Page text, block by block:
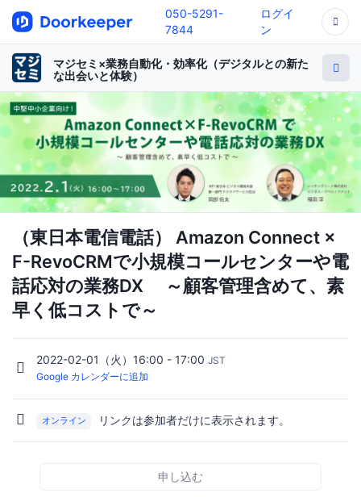
050-5291-
7844
ログイ
ン
マジセミ×業務自動化・効率化（デジタルとの新た
な出会いと体験）
（東日本電信電話） Amazon Connect ×
F-RevoCRMで小規模コールセンターや電
話応対の業務DX ～顧客管理含めて、素
早く低コストで～
2022-02-01（火）16:00 - 17:00 JST
Google カレンダーに追加
オンライン リンクは参加者だけに表示されます。
申し込む